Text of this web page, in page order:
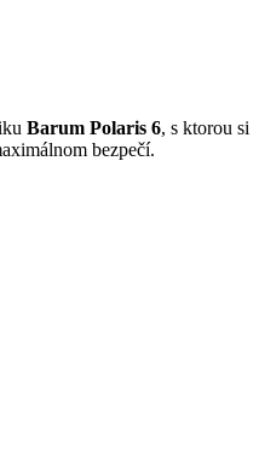
Barum Polaris 6, s ktorou si
bezpečí.